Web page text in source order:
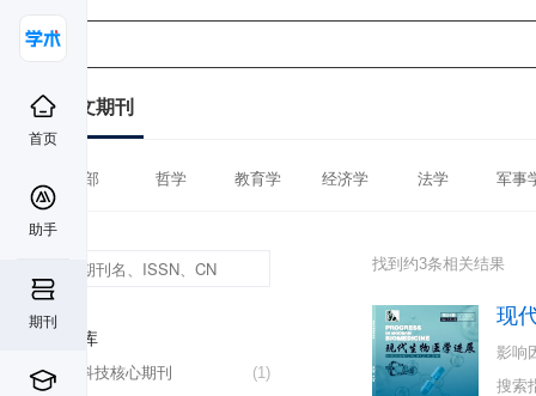
首页
助手
期刊
中文期刊
全部 哲学 教育学 经济学 法学 军事
数据库
(1)
中国科技核心期刊
找到约3条相关结果
现
影响
搜索